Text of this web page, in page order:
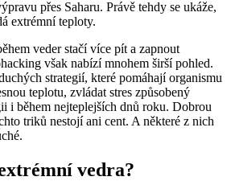
přes Saharu. Právě tehdy se ukáže,
extrémní teploty.
veder stačí více pít a zapnout
však nabízí mnohem širší pohled.
strategií, které pomáhají organismu
teplotu, zvládat stres způsobený
i během nejteplejších dnů roku. Dobrou
triků nestojí ani cent. A některé z nich
vedra?